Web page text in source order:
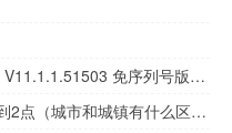
XMind中文免费破解版 32位 2021 V11.1.1.51503 免序列号版（XMind中文免费破解版 32位 2021 V11.1.1.51503 免序列号版功能简介）
城市和城镇有什么区别简单列出1到2点（城市和城镇有什么区别）